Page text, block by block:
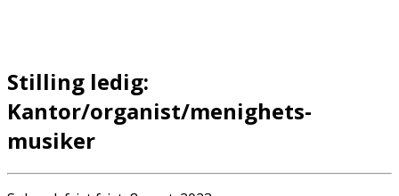
Stilling ledig:
Kantor/organist/menighets-
musiker